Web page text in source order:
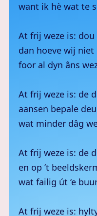
want ik hè wat te
At frij weze is:
dan hoeve wij niet
foor al dyn âns
At frij weze is: de
aansen bepale
wat minder dâg
At frij weze is: de
en op ’t
wat failig út ‘e
At frij weze is: